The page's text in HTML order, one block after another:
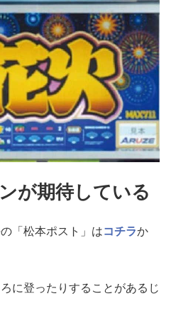
が期待している
「松本ポスト」はコチラか
に登ったりすることがあるじ